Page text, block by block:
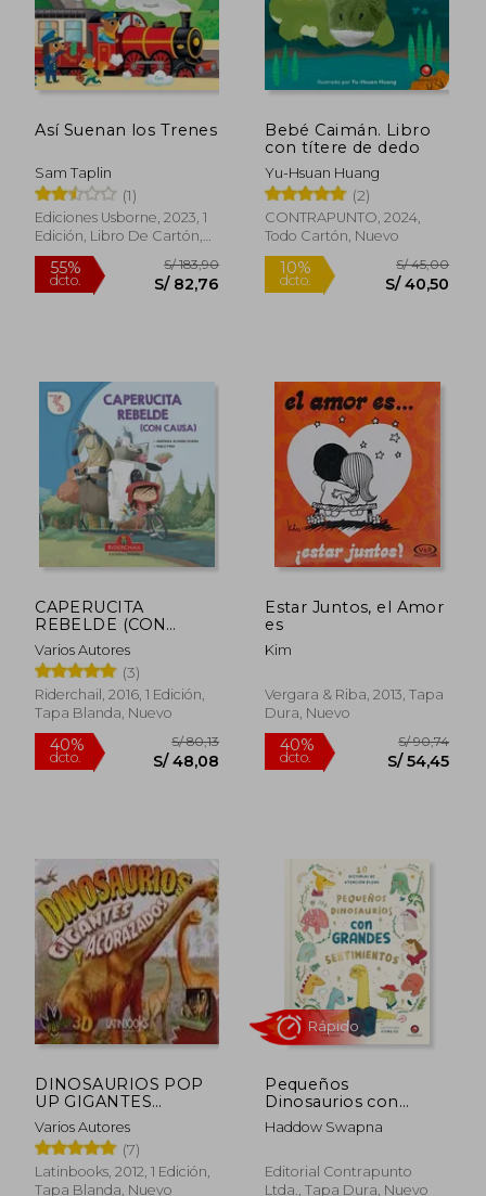
S/ 35,00 S/
40%
dcto.
Así Suenan los Trenes
Sam Taplin
(1)
Ediciones Usborne, 2023, 1
Edición, Libro De Cartón,
Nuevo
55%
dcto. S/ 82,76
Bebé Caimán. Libro
con títere de dedo
Yu-Hsuan Huang
(2)
CONTRAPUNTO, 2024,
Todo Cartón, Nuevo
10%
dcto.
CAPERUCITA
REBELDE (CON
CAUSA)
Varios Autores
(3)
Riderchail, 2016, 1 Edición,
Tapa Blanda, Nuevo
Estar Juntos, el Amor
es
Kim
Vergara & Riba, 2013, Tapa
Dura, Nuevo
DINOSAURIOS POP
UP GIGANTES
ACORAZADOS
Varios Autores
(7)
Latinbooks, 2012, 1 Edición,
Tapa Blanda, Nuevo
Pequeños
Dinosaurios con
Grandes Sentimientos
Haddow Swapna
Editorial Contrapunto
Ltda., Tapa Dura, Nuevo